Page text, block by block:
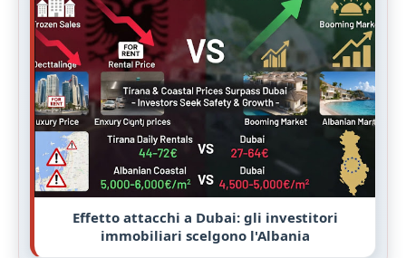
Effetto attacchi a Dubai: gli investitori
immobiliari scelgono l'Albania